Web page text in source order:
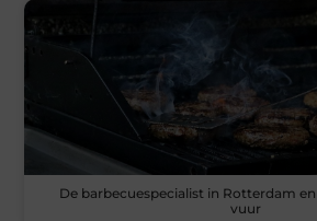
De barbecuespecialist in Rotterdam
vuur